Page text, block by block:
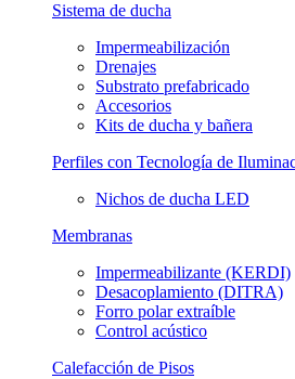
Sistema de ducha
Impermeabilización
Drenajes
Substrato prefabricado
Accesorios
Kits de ducha y bañera
Perfiles con Tecnología de
Nichos de ducha LED
Membranas
Impermeabilizante (KERDI)
Desacoplamiento (DITRA)
Forro polar extraíble
Control acústico
Calefacción de Pisos